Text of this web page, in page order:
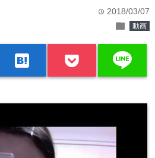
time 2018/03/07
folder 動画
hatenabookmark line